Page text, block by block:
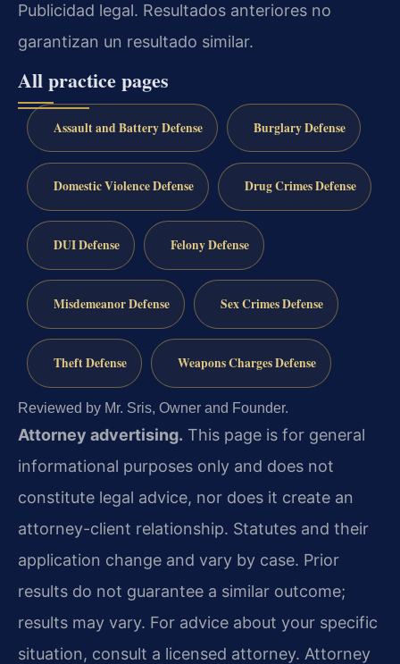
Publicidad legal. Resultados anteriores no
garantizan un resultado similar.
All practice pages
Assault and Battery Defense Burglary Defense
Domestic Violence Defense Drug Crimes Defense
DUI Defense Felony Defense
Misdemeanor Defense Sex Crimes Defense
Theft Defense Weapons Charges Defense
Reviewed by Mr. Sris, Owner and Founder.
Attorney advertising. This page is for general
informational purposes only and does not
constitute legal advice, nor does it create an
attorney-client relationship. Statutes and their
application change and vary by case. Prior
results do not guarantee a similar outcome;
results may vary. For advice about your specific
situation, consult a licensed attorney. Attorney